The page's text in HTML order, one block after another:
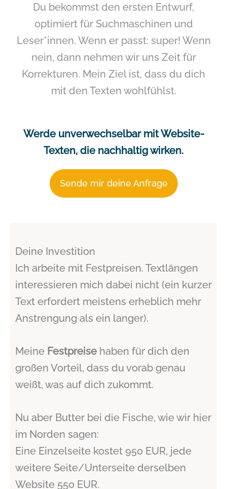
Du bekommst den ersten Entwurf,
optimiert für Suchmaschinen und
Leser*innen. Wenn er passt: super! Wenn
nein, dann nehmen wir uns Zeit für
Korrekturen. Mein Ziel ist, dass du dich
mit den Texten wohlfühlst.
Werde unverwechselbar mit Website-
Texten, die nachhaltig wirken.
Sende mir deine Anfrage
Deine Investition
Ich arbeite mit Festpreisen. Textlängen
interessieren mich dabei nicht (ein kurzer
Text erfordert meistens erheblich mehr
Anstrengung als ein langer).
Meine Festpreise haben für dich den
großen Vorteil, dass du vorab genau
weißt, was auf dich zukommt.
Nu aber Butter bei die Fische, wie wir hier
im Norden sagen:
Eine Einzelseite kostet 950 EUR, jede
weitere Seite/Unterseite derselben
Website 550 EUR.